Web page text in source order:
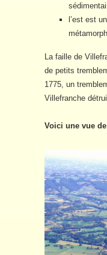
l’est est
La faille de
de petits
1775, un
Villefranche
Voici une vue